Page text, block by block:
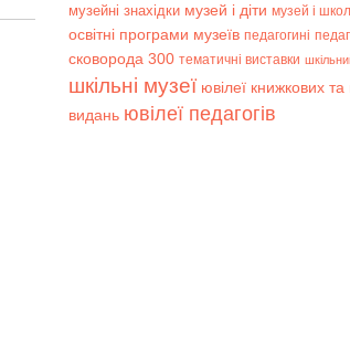
музейні знахідки музей і діти музей і
освітні програми музеїв педагогині
сковорода 300 тематичні виставки
шкільні музеї ювілеї книжкових
видань ювілеї педагогів